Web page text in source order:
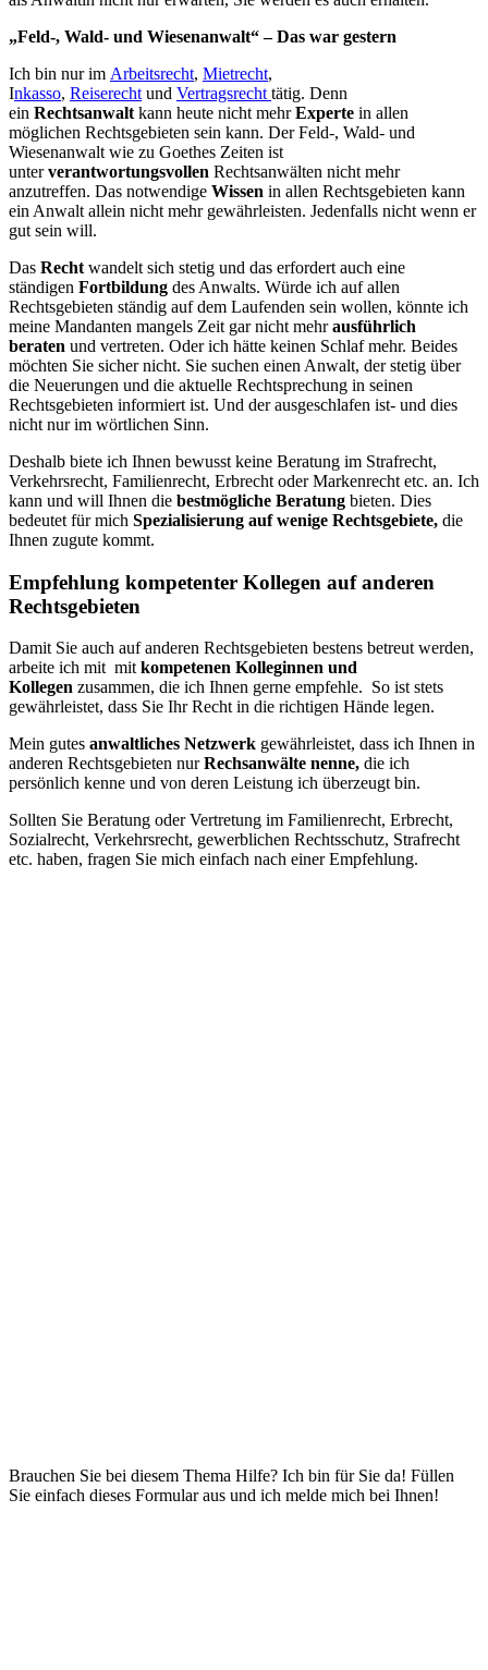
„Feld-, Wald- und Wiesenanwalt“ – Das war gestern
Ich bin nur im Arbeitsrecht, Mietrecht,
Inkasso, Reiserecht und Vertragsrecht tätig. Denn
ein Rechtsanwalt kann heute nicht mehrExperte in allen
möglichen Rechtsgebieten sein kann. Der Feld-, Wald- und
Wiesenanwalt wie zu Goethes Zeiten ist
unterverantwortungsvollen Rechtsanwälten nicht mehr
anzutreffen. Das notwendige Wissen in allen Rechtsgebieten kann
ein Anwalt allein nicht mehr gewährleisten. Jedenfalls nicht wenn er
gut sein will.
Das Recht wandelt sich stetig und das erfordert auch eine
ständigen Fortbildung des Anwalts. Würde ich auf allen
Rechtsgebieten ständig auf dem Laufenden sein wollen, könnte ich
meine Mandanten mangels Zeit gar nicht mehrausführlich
beraten und vertreten. Oder ich hätte keinen Schlaf mehr. Beides
möchten Sie sicher nicht. Sie suchen einen Anwalt, der stetig über
die Neuerungen und die aktuelle Rechtsprechung in seinen
Rechtsgebieten informiert ist. Und der ausgeschlafen ist- und dies
nicht nur im wörtlichen Sinn.
Deshalb biete ich Ihnen bewusst keine Beratung im Strafrecht,
Verkehrsrecht, Familienrecht, Erbrecht oder Markenrecht etc. an. Ich
kann und will Ihnen die bestmögliche Beratung bieten. Dies
bedeutet für mich Spezialisierung auf wenige Rechtsgebiete, die
Ihnen zugute kommt.
Empfehlung kompetenter Kollegen auf anderen
Rechtsgebieten
Damit Sie auch auf anderen Rechtsgebieten bestens betreut werden,
arbeite ich mit mitkompetenen Kolleginnen und
Kollegen zusammen, die ich Ihnen gerne empfehle. So ist stets
gewährleistet, dass Sie Ihr Recht in die richtigen Hände legen.
Mein gutes anwaltliches Netzwerk gewährleistet, dass ich Ihnen in
anderen Rechtsgebieten nurRechsanwälte nenne, die ich
persönlich kenne und von deren Leistung ich überzeugt bin.
Sollten Sie Beratung oder Vertretung im Familienrecht, Erbrecht,
Sozialrecht, Verkehrsrecht, gewerblichen Rechtsschutz, Strafrecht
etc. haben, fragen Sie mich einfach nach einer Empfehlung.
Brauchen Sie bei diesem Thema Hilfe? Ich bin für Sie da! Füllen
Sie einfach dieses Formular aus und ich melde mich bei Ihnen!